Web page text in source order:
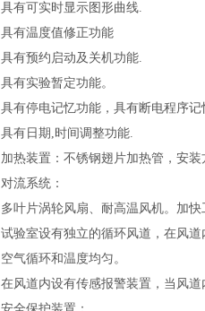
具有可实时显示图形曲线.
具有温度值修正功能
具有预约启动及关机功能.
具有实验暂定功能。
具有停电记忆功能，具有断电程序
具有日期,时间调整功能.
加热装置：不锈钢翅片加热管，安装
对流系统：
多叶片涡轮风扇、耐高温风机。加
试验室设有独立的循环风道，在风
空气循环和温度均匀。
在风道内设有传感报警装置，当风